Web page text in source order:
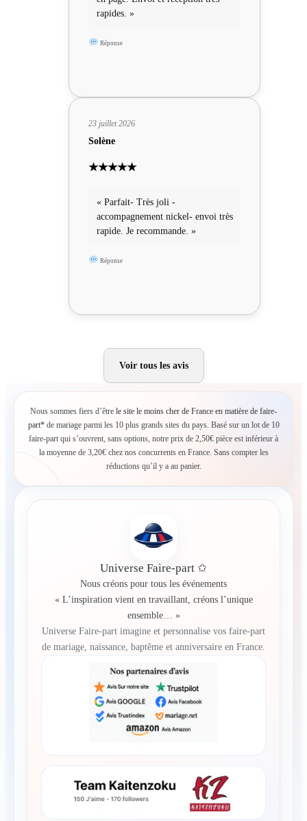
rapides. »
Réponse
23 juillet 2026
Solène
★★★★★
« Parfait- Très joli -
accompagnement nickel- envoi très
rapide. Je recommande. »
Réponse
Voir tous les avis
Nous sommes fiers d’être le site le moins cher de France en matière de faire-
part*de mariage parmi les 10 plus grands sites du pays. Basé sur un lot de 10
faire-part qui s’ouvrent, sans options, notre prix de 2,50€ pièce est inférieur à
la moyenne de 3,20€ chez nos concurrents en France. Sans compter les
réductions qu’il y a au panier.
Universe Faire-part ✩
Nous créons pour tous les événements
« L’inspiration vient en travaillant, créons l’unique
ensemble… »
Universe Faire-part imagine et personnalise vos faire-part
de mariage, naissance, baptême et anniversaire en France.